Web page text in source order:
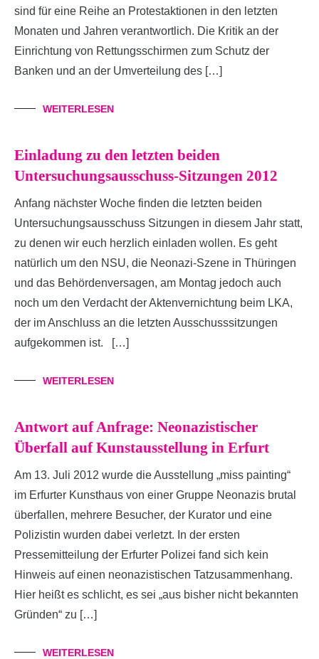
sind für eine Reihe an Protestaktionen in den letzten
Monaten und Jahren verantwortlich. Die Kritik an der
Einrichtung von Rettungsschirmen zum Schutz der
Banken und an der Umverteilung des […]
WEITERLESEN
Einladung zu den letzten beiden
Untersuchungsausschuss-Sitzungen 2012
Anfang nächster Woche finden die letzten beiden
Untersuchungsausschuss Sitzungen in diesem Jahr statt,
zu denen wir euch herzlich einladen wollen. Es geht
natürlich um den NSU, die Neonazi-Szene in Thüringen
und das Behördenversagen, am Montag jedoch auch
noch um den Verdacht der Aktenvernichtung beim LKA,
der im Anschluss an die letzten Ausschusssitzungen
aufgekommen ist. […]
WEITERLESEN
Antwort auf Anfrage: Neonazistischer
Überfall auf Kunstausstellung in Erfurt
Am 13. Juli 2012 wurde die Ausstellung „miss painting“
im Erfurter Kunsthaus von einer Gruppe Neonazis brutal
überfallen, mehrere Besucher, der Kurator und eine
Polizistin wurden dabei verletzt. In der ersten
Pressemitteilung der Erfurter Polizei fand sich kein
Hinweis auf einen neonazistischen Tatzusammenhang.
Hier heißt es schlicht, es sei „aus bisher nicht bekannten
Gründen“ zu […]
WEITERLESEN